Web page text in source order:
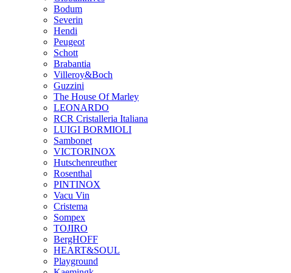
Bodum
Severin
Hendi
Peugeot
Schott
Brabantia
Villeroy&Boch
Guzzini
The House Of Marley
LEONARDO
RCR Cristalleria Italiana
LUIGI BORMIOLI
Sambonet
VICTORINOX
Hutschenreuther
Rosenthal
PINTINOX
Vacu Vin
Cristema
Sompex
TOJIRO
BergHOFF
HEART&SOUL
Playground